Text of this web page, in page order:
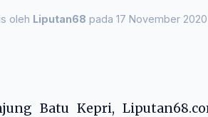
oleh Liputan68 pada 17 November 2020
Batu Kepri,